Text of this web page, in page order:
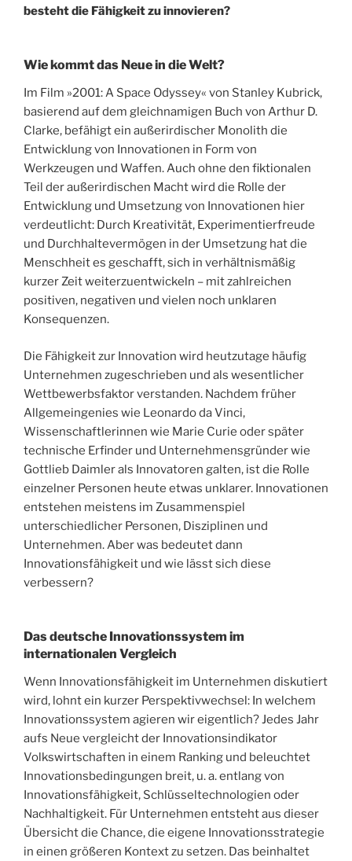
besteht die Fähigkeit zu innovieren?
Wie kommt das Neue in die Welt?
Im Film »2001: A Space Odyssey« von Stanley Kubrick,
basierend auf dem gleichnamigen Buch von Arthur D.
Clarke, befähigt ein außerirdischer Monolith die
Entwicklung von Innovationen in Form von
Werkzeugen und Waffen. Auch ohne den fiktionalen
Teil der außerirdischen Macht wird die Rolle der
Entwicklung und Umsetzung von Innovationen hier
verdeutlicht: Durch Kreativität, Experimentierfreude
und Durchhaltevermögen in der Umsetzung hat die
Menschheit es geschafft, sich in verhältnismäßig
kurzer Zeit weiterzuentwickeln – mit zahlreichen
positiven, negativen und vielen noch unklaren
Konsequenzen.
Die Fähigkeit zur Innovation wird heutzutage häufig
Unternehmen zugeschrieben und als wesentlicher
Wettbewerbsfaktor verstanden. Nachdem früher
Allgemeingenies wie Leonardo da Vinci,
Wissenschaftlerinnen wie Marie Curie oder später
technische Erfinder und Unternehmensgründer wie
Gottlieb Daimler als Innovatoren galten, ist die Rolle
einzelner Personen heute etwas unklarer. Innovationen
entstehen meistens im Zusammenspiel
unterschiedlicher Personen, Disziplinen und
Unternehmen. Aber was bedeutet dann
Innovationsfähigkeit und wie lässt sich diese
verbessern?
Das deutsche Innovationssystem im
internationalen Vergleich
Wenn Innovationsfähigkeit im Unternehmen diskutiert
wird, lohnt ein kurzer Perspektivwechsel: In welchem
Innovationssystem agieren wir eigentlich? Jedes Jahr
aufs Neue vergleicht der Innovationsindikator
Volkswirtschaften in einem Ranking und beleuchtet
Innovationsbedingungen breit, u. a. entlang von
Innovationsfähigkeit, Schlüsseltechnologien oder
Nachhaltigkeit. Für Unternehmen entsteht aus dieser
Übersicht die Chance, die eigene Innovationsstrategie
in einen größeren Kontext zu setzen. Das beinhaltet